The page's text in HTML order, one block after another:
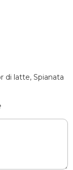
di latte, Spianata